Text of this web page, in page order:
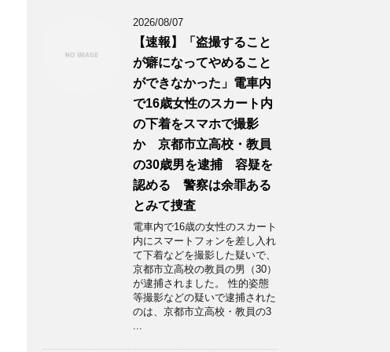
2026/08/07
【速報】「盗撮すること
が癖になってやめること
ができなかった」電車内
で16歳女性のスカート内
の下着をスマホで撮影
か 京都市立高校・教員
の30歳男を逮捕 容疑を
認める 警察は余罪ある
とみて捜査
電車内で16歳の女性のスカート
内にスマートフォンを差し入れ
て下着などを撮影した疑いで、
京都市立高校の教員の男（30）
が逮捕されました。 性的姿態
等撮影などの疑いで逮捕された
のは、京都市立高校・教員の3
...